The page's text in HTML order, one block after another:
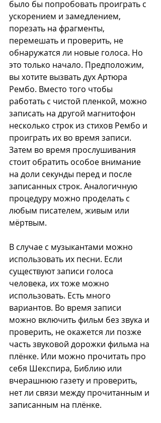
было бы попробовать проиграть с
ускорением и замедлением,
порезать на фрагменты,
перемешать и проверить, не
обнаружатся ли новые голоса. Но
это только начало. Предположим,
вы хотите вызвать дух Артюра
Рембо. Вместо того чтобы
работать с чистой пленкой, можно
записать на другой магнитофон
несколько строк из стихов Рембо и
проиграть их во время записи.
Затем во время прослушивания
стоит обратить особое внимание
на доли секунды перед и после
записанных строк. Аналогичную
процедуру можно проделать с
любым писателем, живым или
мёртвым.
В случае с музыкантами можно
использовать их песни. Если
существуют записи голоса
человека, их тоже можно
использовать. Есть много
вариантов. Во время записи
можно включить фильм без звука и
проверить, не окажется ли позже
часть звуковой дорожки фильма на
плёнке. Или можно прочитать про
себя Шекспира, Библию или
вчерашнюю газету и проверить,
нет ли связи между прочитанным и
записанным на плёнке.